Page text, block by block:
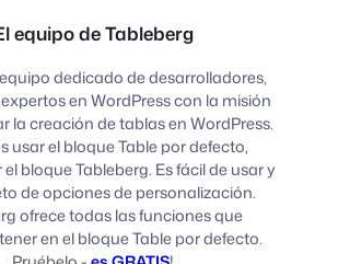
equipo de Tableberg
dedicado de desarrolladores,
en WordPress con la misión
la creación de tablas en WordPress.
usar el bloque Table por defecto,
bloque Tableberg. Es fácil de usar y
de opciones de personalización.
ofrece todas las funciones que
en el bloque Table por defecto.